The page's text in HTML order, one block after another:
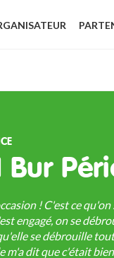
Bur
! C'est ce
engagé, on se
se débrouille
m'a dit que c'était